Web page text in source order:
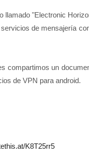
llamado "Electronic
de mensajería
compartimos un
de VPN para android.
K8T25rr5